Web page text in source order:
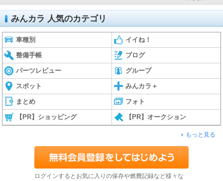
みんカラ 人気のカテゴリ
車種別 イイね！
整備手帳 ブログ
パーツレビュー グループ
スポット みんカラ＋
まとめ フォト
【PR】ショッピング 【PR】オークション
もっと見る
ログインするとお気に入りの保存や燃費記録など様々な